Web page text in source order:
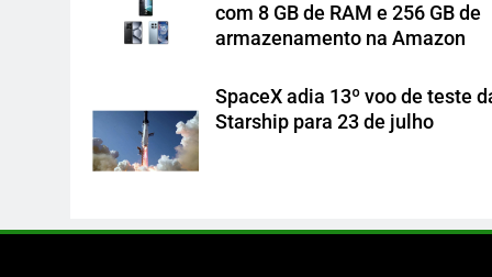
com 8 GB de RAM e 256 GB de
armazenamento na Amazon
SpaceX adia 13º voo de teste
Starship para 23 de julho